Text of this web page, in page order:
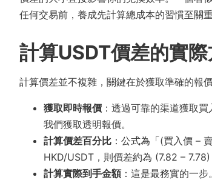
任何交易前，養成先計算總成本的習慣至關重
計算USDT價差的實
計算價差並不複雜，關鍵在於獲取準確的報
獲取即時報價 ：透過可靠的渠道獲取
我們獲取透明報價。
計算價差百分比 ：公式為「(買入價 –
HKD/USDT，則價差約為 (7.82 –
計算實際到手金額：這是最務實的一